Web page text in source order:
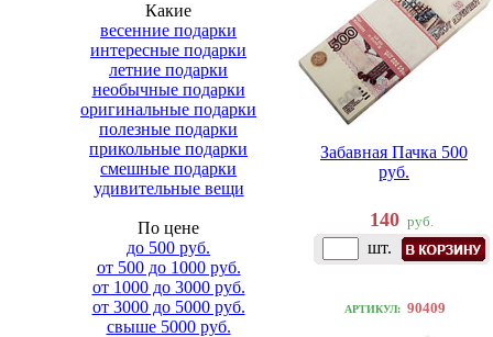
Какие
весенние подарки
интересные подарки
летние подарки
необычные подарки
оригинальные подарки
полезные подарки
прикольные подарки
смешные подарки
удивительные вещи
По цене
до 500 руб.
от 500 до 1000 руб.
от 1000 до 3000 руб.
от 3000 до 5000 руб.
свыше 5000 руб.
Забавная Пачка 500
руб.
140 руб.
шт.
АРТИКУЛ: 90409